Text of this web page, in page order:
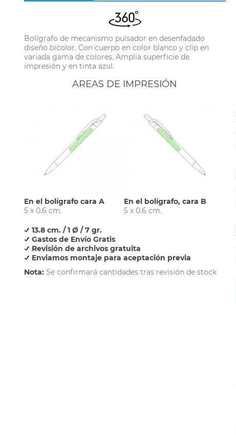
Bolígrafo de mecanismo pulsador en desenfadado
diseño bicolor. Con cuerpo en color blanco y clip en
variada gama de colores. Amplia superficie de
impresión y en tinta azul.
AREAS DE IMPRESIÓN
En el bolígrafo cara A
5 x 0.6 cm.
En el bolígrafo, cara B
5 x 0.6 cm.
13.8 cm. / 1 Ø / 7 gr.
Gastos de Envío Gratis
Revisión de archivos gratuita
Enviamos montaje para aceptación previa
Nota: Se confirmará cantidades tras revisión de stock